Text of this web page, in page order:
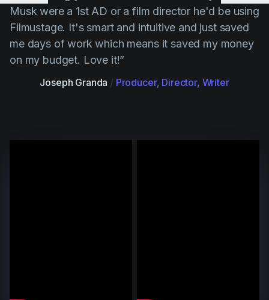
Musk were a 1st AD or a film director he'd be using
Filmustage. It's smart and intuitive and just saved
me days of work which means it saved my money
on my budget. Love it!”
Joseph Granda / Producer, Director, Writer